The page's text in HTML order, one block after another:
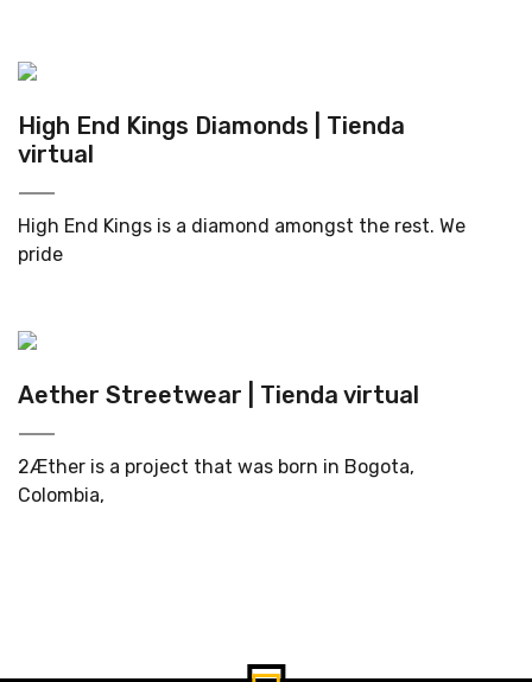
High End Kings Diamonds | Tienda
virtual
High End Kings is a diamond amongst the rest. We
pride
Aether Streetwear | Tienda virtual
2Æther is a project that was born in Bogota,
Colombia,